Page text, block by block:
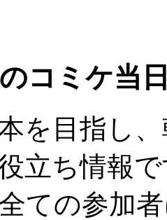
コミケ当
を目指し
立ち情報
ての参加